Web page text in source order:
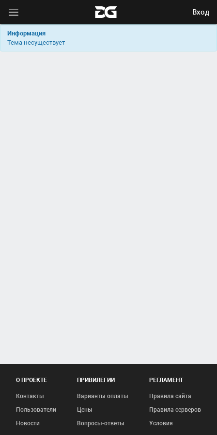
Вход
Информация
Тема несуществует
О ПРОЕКТЕ
Контакты
Пользователи
Новости
ПРИВИЛЕГИИ
Варианты оплаты
Цены
Вопросы-ответы
РЕГЛАМЕНТ
Правила сайта
Правила серверов
Условия